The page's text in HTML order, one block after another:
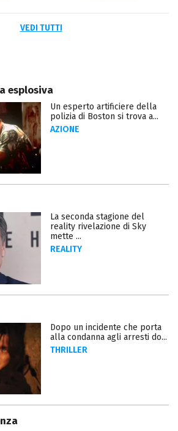
VEDI TUTTI
esplosiva
Un esperto artificiere della
polizia di Boston si trova a...
AZIONE
La seconda stagione del
reality rivelazione di Sky
mette ...
REALITY
Dopo un incidente che porta
alla condanna agli arresti do...
THRILLER